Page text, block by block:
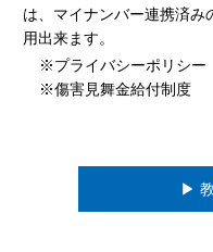
は、マイナンバー連携済み
用出来ます。
※プライバシーポリシー
※傷害見舞金給付制度
▶︎